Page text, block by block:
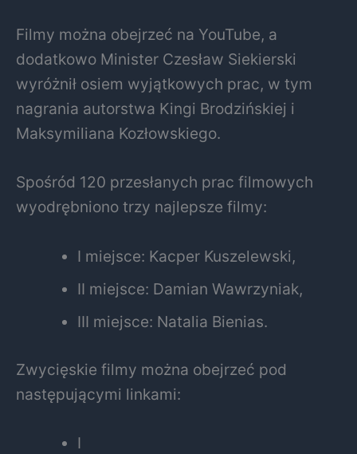
Filmy można obejrzeć na YouTube, a
dodatkowo Minister Czesław Siekierski
wyróżnił osiem wyjątkowych prac, w tym
nagrania autorstwa Kingi Brodzińskiej i
Maksymiliana Kozłowskiego.
Spośród 120 przesłanych prac filmowych
wyodrębniono trzy najlepsze filmy:
I miejsce: Kacper Kuszelewski,
II miejsce: Damian Wawrzyniak,
III miejsce: Natalia Bienias.
Zwycięskie filmy można obejrzeć pod
następującymi linkami:
I